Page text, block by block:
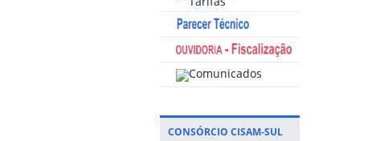
CONSÓRCIO CISAM-SUL